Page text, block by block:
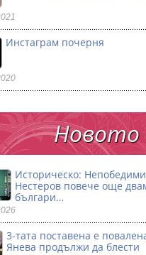
Инстаграм почерня
Новото
Историческо:
Нестеров повече още
българи…
3-тата поставена е
Янева продължи да блести